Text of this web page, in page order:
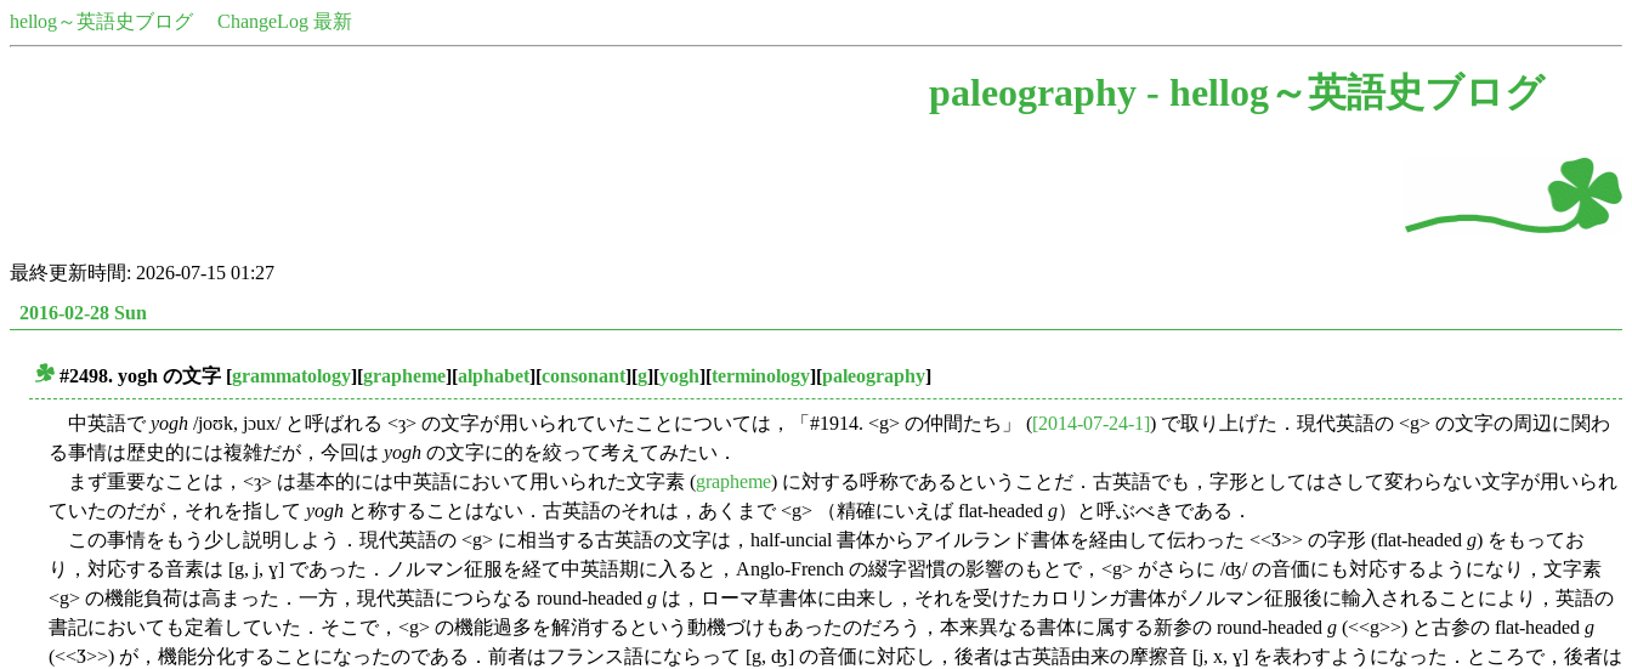
hellog～英語史ブログ ChangeLog 最新
paleography - hellog～英語史ブログ
最終更新時間: 2026-07-15 01:27
2016-02-28 Sun
#2498. yogh の文字 [grammatology][grapheme][alphabet][consonant][g][yogh][terminology][paleography]
中英語でyogh /joʊk, jɔux/ と呼ばれる <ȝ> の文字が用いられていたことについては，「#1914. <g> の仲間たち」 ([2014-07-24-1]) で取り上げた．現代英語の <g> の文字の周辺に関わ
る事情は歴史的には複雑だが，今回は yogh の文字に的を絞って考えてみたい．
まず重要なことは，<ȝ> は基本的には中英語において用いられた文字素 (grapheme) に対する呼称であるということだ．古英語でも，字形としてはさして変わらない文字が用いられ
ていたのだが，それを指して yogh と称することはない．古英語のそれは，あくまで <g> （精確にいえば flat-headed g）と呼ぶべきである．
この事情をもう少し説明しよう．現代英語の <g> に相当する古英語の文字は，half-uncial 書体からアイルランド書体を経由して伝わった <<Ӡ>> の字形 (flat-headed g) をもってお
り，対応する音素は [g, j, ɣ] であった．ノルマン征服を経て中英語期に入ると，Anglo-French の綴字習慣の影響のもとで，<g> がさらに /ʤ/ の音価にも対応するようになり，文字素
<g> の機能負荷は高まった．一方，現代英語につらなる round-headed g は，ローマ草書体に由来し，それを受けたカロリンガ書体がノルマン征服後に輸入されることにより，英語の
書記においても定着していた．そこで，<g> の機能過多を解消するという動機づけもあったのだろう，本来異なる書体に属する新参の round-headed g (<<g>>) と古参の flat-headed g
(<<Ӡ>>) が，機能分化することになったのである．前者はフランス語にならって [g, ʤ] の音価に対応し，後者は古英語由来の摩擦音 [j, x, ɣ] を表わすようになった．ところで，後者は